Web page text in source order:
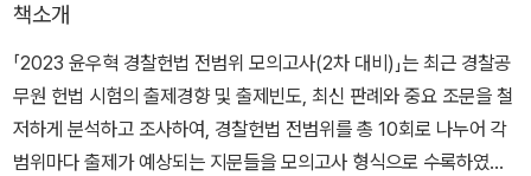
책소개
「2023 윤우혁 경찰헌법 전범위 모의고사(2차 대비)」는 최근 경찰공
무원 헌법 시험의 출제경향 및 출제빈도, 최신 판례와 중요 조문을 철
저하게 분석하고 조사하여, 경찰헌법 전범위를 총 10회로 나누어 각
범위마다 출제가 예상되는 지문들을 모의고사 형식으로 수록하였습